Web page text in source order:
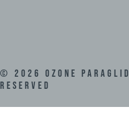
© 2026 Ozone
Reserved